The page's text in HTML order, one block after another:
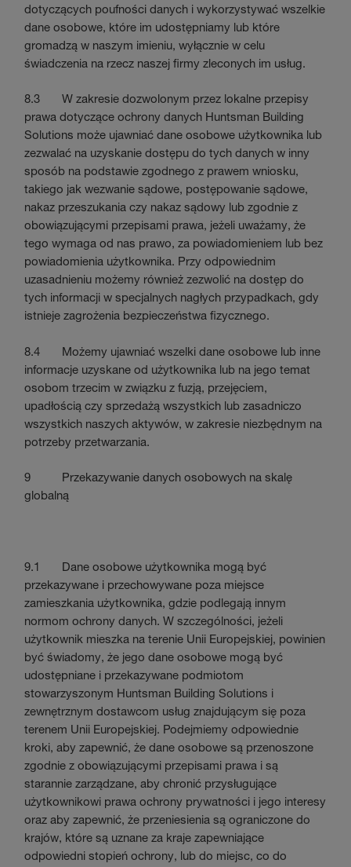
dotyczących poufności danych i wykorzystywać wszelkie
dane osobowe, które im udostępniamy lub które
gromadzą w naszym imieniu, wyłącznie w celu
świadczenia na rzecz naszej firmy zleconych im usług.
8.3 W zakresie dozwolonym przez lokalne przepisy
prawa dotyczące ochrony danych Huntsman Building
Solutions może ujawniać dane osobowe użytkownika lub
zezwalać na uzyskanie dostępu do tych danych w inny
sposób na podstawie zgodnego z prawem wniosku,
takiego jak wezwanie sądowe, postępowanie sądowe,
nakaz przeszukania czy nakaz sądowy lub zgodnie z
obowiązującymi przepisami prawa, jeżeli uważamy, że
tego wymaga od nas prawo, za powiadomieniem lub bez
powiadomienia użytkownika. Przy odpowiednim
uzasadnieniu możemy również zezwolić na dostęp do
tych informacji w specjalnych nagłych przypadkach, gdy
istnieje zagrożenia bezpieczeństwa fizycznego.
8.4 Możemy ujawniać wszelki dane osobowe lub inne
informacje uzyskane od użytkownika lub na jego temat
osobom trzecim w związku z fuzją, przejęciem,
upadłością czy sprzedażą wszystkich lub zasadniczo
wszystkich naszych aktywów, w zakresie niezbędnym na
potrzeby przetwarzania.
9 Przekazywanie danych osobowych na skalę
globalną
9.1 Dane osobowe użytkownika mogą być
przekazywane i przechowywane poza miejsce
zamieszkania użytkownika, gdzie podlegają innym
normom ochrony danych. W szczególności, jeżeli
użytkownik mieszka na terenie Unii Europejskiej, powinien
być świadomy, że jego dane osobowe mogą być
udostępniane i przekazywane podmiotom
stowarzyszonym Huntsman Building Solutions i
zewnętrznym dostawcom usług znajdującym się poza
terenem Unii Europejskiej. Podejmiemy odpowiednie
kroki, aby zapewnić, że dane osobowe są przenoszone
zgodnie z obowiązującymi przepisami prawa i są
starannie zarządzane, aby chronić przysługujące
użytkownikowi prawa ochrony prywatności i jego interesy
oraz aby zapewnić, że przeniesienia są ograniczone do
krajów, które są uznane za kraje zapewniające
odpowiedni stopień ochrony, lub do miejsc, co do